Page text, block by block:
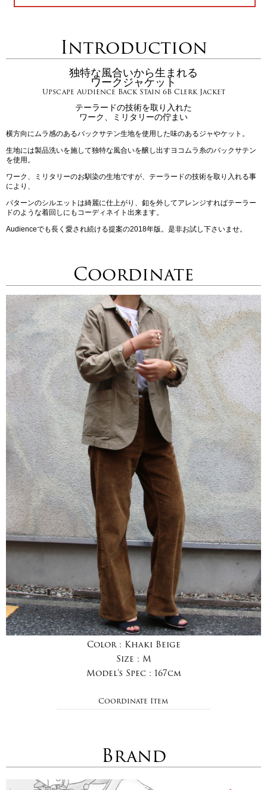
Introduction
独特な風合いから生まれる
ワークジャケット
Upscape Audience Back Stain 6B Clerk Jacket
テーラードの技術を取り入れた
ワーク、ミリタリーの佇まい
横方向にムラ感のあるバックサテン生地を使用した味のあるジャやケット。
生地には製品洗いを施して独特な風合いを醸し出すヨコムラ糸のバックサテン
を使用。
ワーク、ミリタリーのお馴染の生地ですが、テーラードの技術を取り入れる事
により、
パターンのシルエットは綺麗に仕上がり、釦を外してアレンジすればテーラー
ドのような着回しにもコーディネイト出来ます。
Audienceでも長く愛され続ける提案の2018年版。是非お試し下さいませ。
Coordinate
Color : Khaki Beige
Size : M
Model's Spec : 167cm
Coordinate Item
Brand